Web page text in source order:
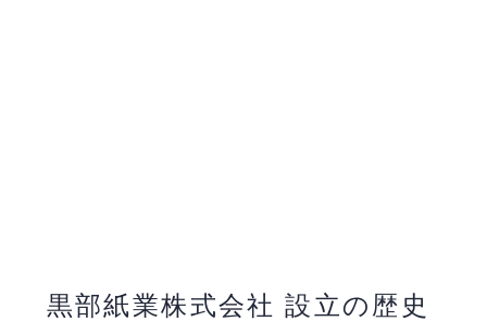
黒部紙業株式会社 設立の歴史